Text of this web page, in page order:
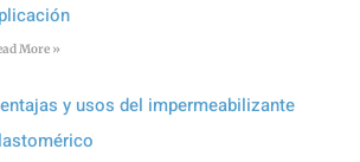
More »
y usos del impermeabilizante